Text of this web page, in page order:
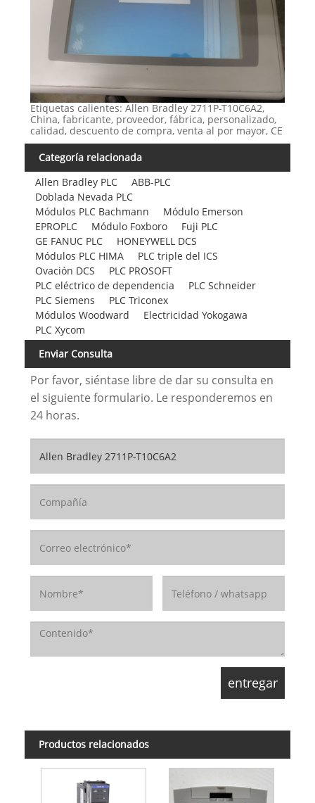
Etiquetas calientes: Allen Bradley 2711P-T10C6A2,
China, fabricante, proveedor, fábrica, personalizado,
calidad, descuento de compra, venta al por mayor, CE
Categoría relacionada
Allen Bradley PLC
ABB-PLC
Doblada Nevada PLC
Módulos PLC Bachmann
Módulo Emerson
EPROPLC
Módulo Foxboro
Fuji PLC
GE FANUC PLC
HONEYWELL DCS
Módulos PLC HIMA
PLC triple del ICS
Ovación DCS
PLC PROSOFT
PLC eléctrico de dependencia
PLC Schneider
PLC Siemens
PLC Triconex
Módulos Woodward
Electricidad Yokogawa
PLC Xycom
Enviar Consulta
Por favor, siéntase libre de dar su consulta en
el siguiente formulario. Le responderemos en
24 horas.
Productos relacionados